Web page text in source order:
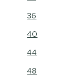
36
40
44
48